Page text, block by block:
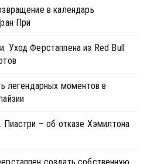
в календарь
При
Уход Ферстаппена из Red Bull
легендарных моментов в
Пиастри – об отказе Хэмилтона
создать собственную